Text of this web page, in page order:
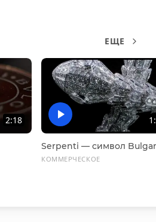
ЕЩЕ
2:18
Serpenti — символ
КОММЕРЧЕСКОЕ